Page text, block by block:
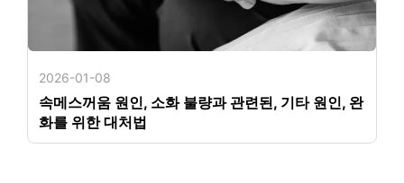
2026-01-08
속메스꺼움 원인, 소화 불량과 관련된, 기타 원인, 완
화를 위한 대처법